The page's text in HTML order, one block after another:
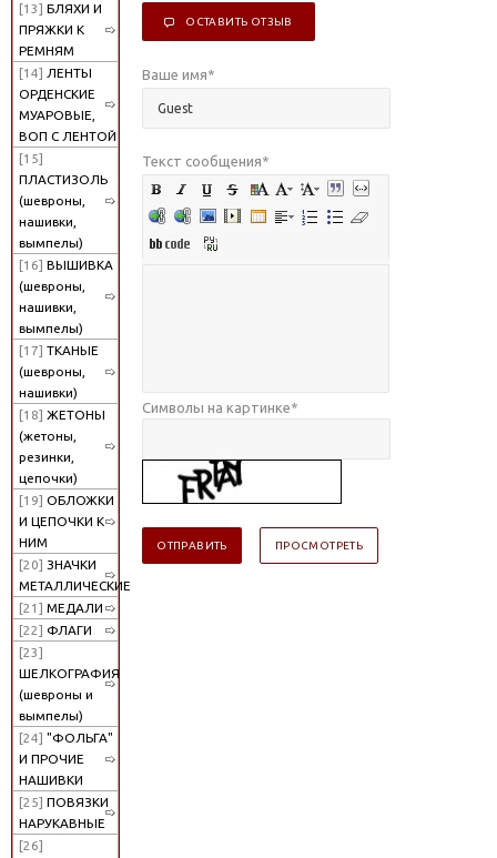
[13] БЛЯХИ И
ПРЯЖКИ К
РЕМНЯМ
[14] ЛЕНТЫ
ОРДЕНСКИЕ
МУАРОВЫЕ,
ВОП С ЛЕНТОЙ
[15]
ПЛАСТИЗОЛЬ
(шевроны,
нашивки,
вымпелы)
[16] ВЫШИВКА
(шевроны,
нашивки,
вымпелы)
[17] ТКАНЫЕ
(шевроны,
нашивки)
[18] ЖЕТОНЫ
(жетоны,
резинки,
цепочки)
[19] ОБЛОЖКИ
И ЦЕПОЧКИ К
НИМ
[20] ЗНАЧКИ
МЕТАЛЛИЧЕСКИЕ
[21] МЕДАЛИ
[22] ФЛАГИ
[23]
ШЕЛКОГРАФИЯ
(шевроны и
вымпелы)
[24] "ФОЛЬГА"
И ПРОЧИЕ
НАШИВКИ
[25] ПОВЯЗКИ
НАРУКАВНЫЕ
[26]
ОСТАВИТЬ ОТЗЫВ
Ваше имя*
Текст сообщения*
Символы на картинке*